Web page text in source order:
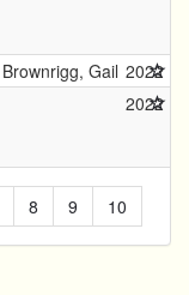
Brownrigg, Gail 2022
2022
8 9
10